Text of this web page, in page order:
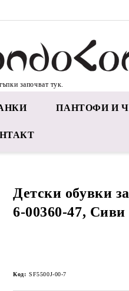
започват тук.
ПАНТОФИ И
Детски обувки
6-00360-47, Сиви
Код: SF5500J-00-7